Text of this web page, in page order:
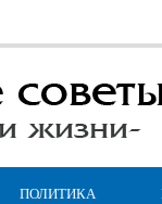
ПОЛИТИКА